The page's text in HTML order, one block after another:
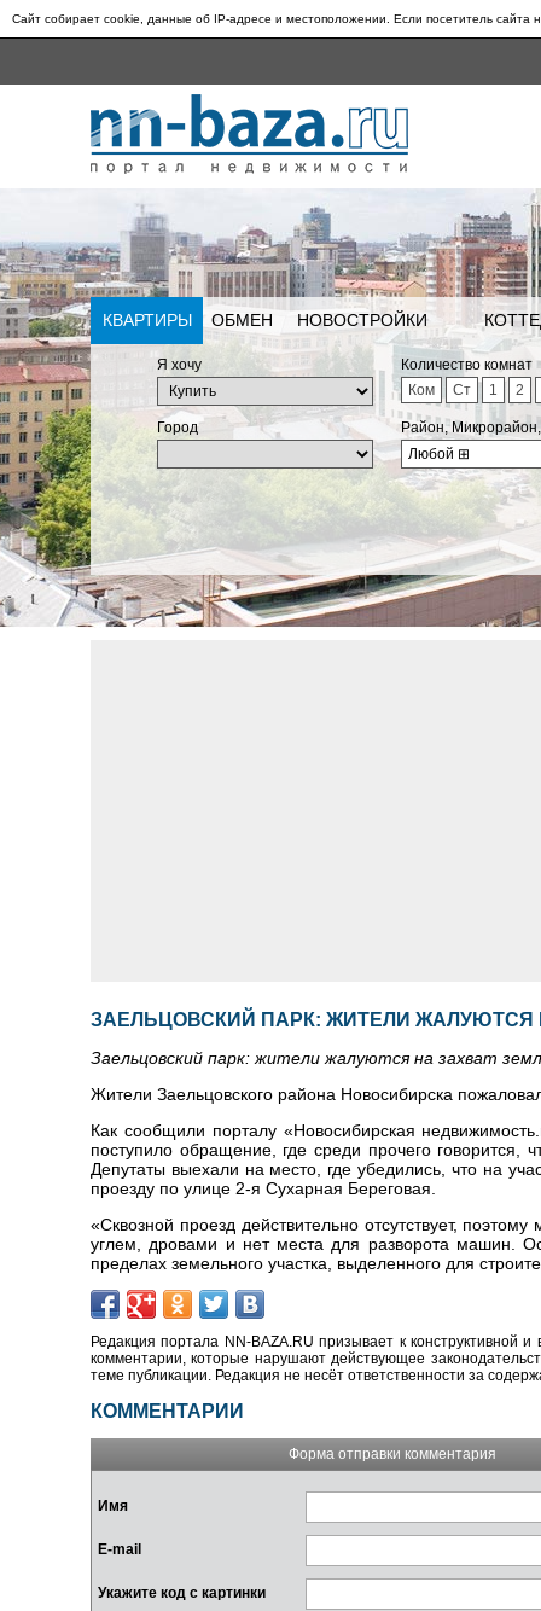
Сайт собирает cookie, данные об IP-адресе и местоположении. Если посетитель сайта
КВАРТИРЫ ОБМЕН НОВОСТРОЙКИ
Я хочу
Количество комнат
Ком
Ст 1 2
Город
Район,
Любой ⊞
ЗАЕЛЬЦОВСКИЙ ПАРК: ЖИТЕЛИ ЖАЛУЮТСЯ
Заельцовский парк: жители жалуются на захват
Жители Заельцовского района Новосибирска
Как сообщили порталу «Новосибирская недвижимость.
поступило обращение, где среди прочего
Депутаты выехали на место, где убедились, что на
проезду по улице 2-я Сухарная Береговая.
«Сквозной проезд действительно отсутствует,
углем, дровами и нет места для разворота машин.
пределах земельного участка, выделенного для
Редакция портала NN-BAZA.RU призывает к конструктивной
комментарии, которые нарушают действующее
теме публикации. Редакция не несёт ответственности за
КОММЕНТАРИИ
Форма отправки комментария
Имя
E-mail
Укажите код с картинки